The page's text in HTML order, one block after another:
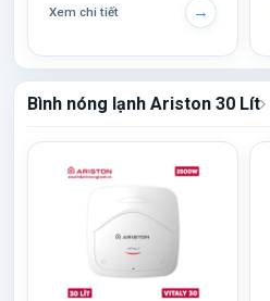
Xem chi tiết →
Bình nóng lạnh Ariston 30 Lít